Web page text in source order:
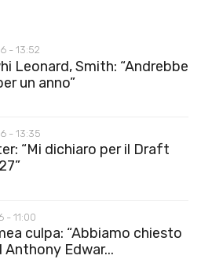
- 13:52
Leonard, Smith: “Andrebbe
un anno”
- 13:35
“Mi dichiaro per il Draft
- 11:00
culpa: “Abbiamo chiesto
Edwar...